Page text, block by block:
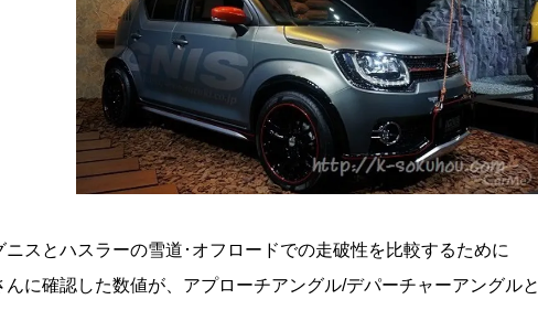
ニスとハスラーの雪道･オフロードでの走破性を比較するために
んに確認した数値が、アプローチアングル/デパーチャーアングルと